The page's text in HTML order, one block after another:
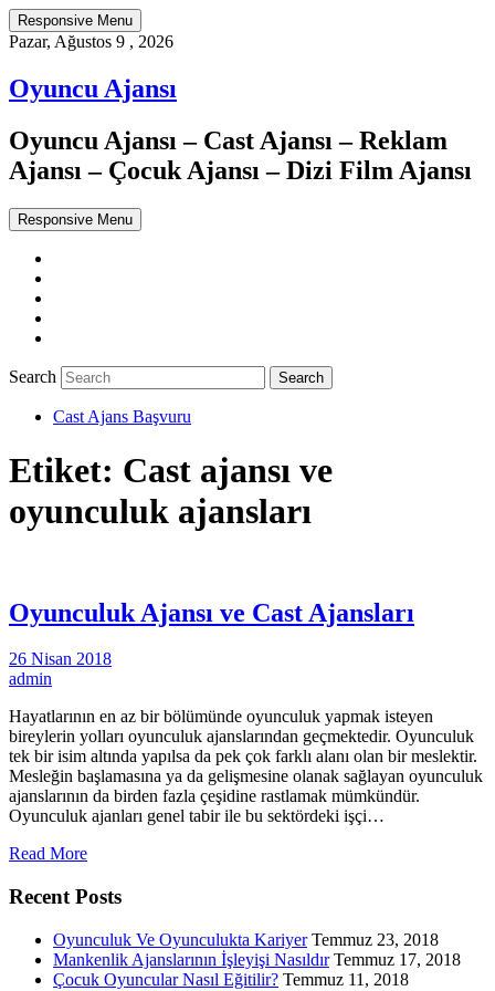
Responsive Menu
Pazar, Ağustos 9 , 2026
Oyuncu Ajansı
Oyuncu Ajansı – Cast Ajansı – Reklam
Ajansı – Çocuk Ajansı – Dizi Film Ajansı
Responsive Menu
Search
Cast Ajans Başvuru
Etiket: Cast ajansı ve
oyunculuk ajansları
Oyunculuk Ajansı ve Cast Ajansları
26 Nisan 2018
admin
Hayatlarının en az bir bölümünde oyunculuk yapmak isteyen
bireylerin yolları oyunculuk ajanslarından geçmektedir. Oyunculuk
tek bir isim altında yapılsa da pek çok farklı alanı olan bir meslektir.
Mesleğin başlamasına ya da gelişmesine olanak sağlayan oyunculuk
ajanslarının da birden fazla çeşidine rastlamak mümkündür.
Oyunculuk ajanları genel tabir ile bu sektördeki işçi…
Read More
Recent Posts
Oyunculuk Ve Oyunculukta Kariyer Temmuz 23, 2018
Mankenlik Ajanslarının İşleyişi Nasıldır Temmuz 17, 2018
Çocuk Oyuncular Nasıl Eğitilir? Temmuz 11, 2018